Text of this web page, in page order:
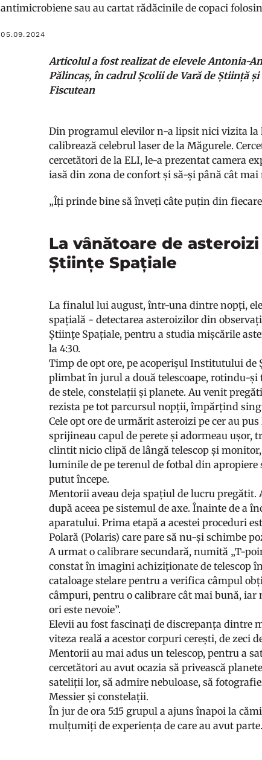
antimicrobiene sau au cartat rădăcinile de copaci
05.09.2024
Articolul a fost realizat de elevele Antonia-
Pălincaș, în cadrul Școlii de Vară de Știință
Fiscutean
Din programul elevilor n-a lipsit nici vizita la
calibrează celebrul laser de la Măgurele.
cercetători de la ELI, le-a prezentat camera
iasă din zona de confort și să-și până cât
„Îți prinde bine să înveți câte puțin din
La vânătoare de
Științe Spațiale
La finalul lui august, într-una dintre nopți,
spațială - detectarea asteroizilor din
Științe Spațiale, pentru a studia mișcările
la 4:30.
Timp de opt ore, pe acoperișul Institutului de
plimbat în jurul a două telescoape, rotindu-
de stele, constelații și planete. Au venit
rezista pe tot parcursul nopții, împărțind
Cele opt ore de urmărit asteroizi pe cer au
sprijineau capul de perete și adormeau
clintit nicio clipă de lângă telescop și
luminile de pe terenul de fotbal din
putut începe.
Mentorii aveau deja spațiul de lucru
după aceea pe sistemul de axe. Înainte de a
aparatului. Prima etapă a acestei proceduri
Polară (Polaris) care pare să nu-și schimbe
A urmat o calibrare secundară, numită „T-
constat în imagini achiziționate de telescop
cataloage stelare pentru a verifica câmpul
câmpuri, pentru o calibrare cât mai bună, iar
ori este nevoie”.
Elevii au fost fascinați de discrepanța dintre
viteza reală a acestor corpuri cerești, de zeci
Mentorii au mai adus un telescop, pentru a
cercetători au avut ocazia să privească
sateliții lor, să admire nebuloase, să
Messier și constelații.
În jur de ora 5:15 grupul a ajuns înapoi la
mulțumiți de experiența de care au avut parte.